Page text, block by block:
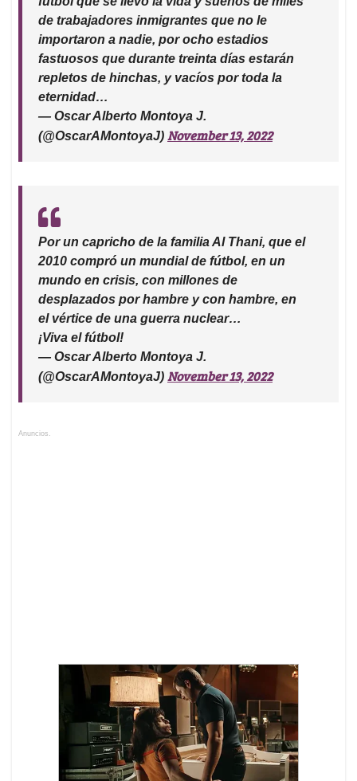
de trabajadores inmigrantes que no le
importaron a nadie, por ocho estadios
fastuosos que durante treinta días estarán
repletos de hinchas, y vacíos por toda la
eternidad…
— Oscar Alberto Montoya J.
(@OscarAMontoyaJ) November 13, 2022
Por un capricho de la familia Al Thani, que el
2010 compró un mundial de fútbol, en un
mundo en crisis, con millones de
desplazados por hambre y con hambre, en
el vértice de una guerra nuclear…
¡Viva el fútbol!
— Oscar Alberto Montoya J.
(@OscarAMontoyaJ) November 13, 2022
Anuncios.